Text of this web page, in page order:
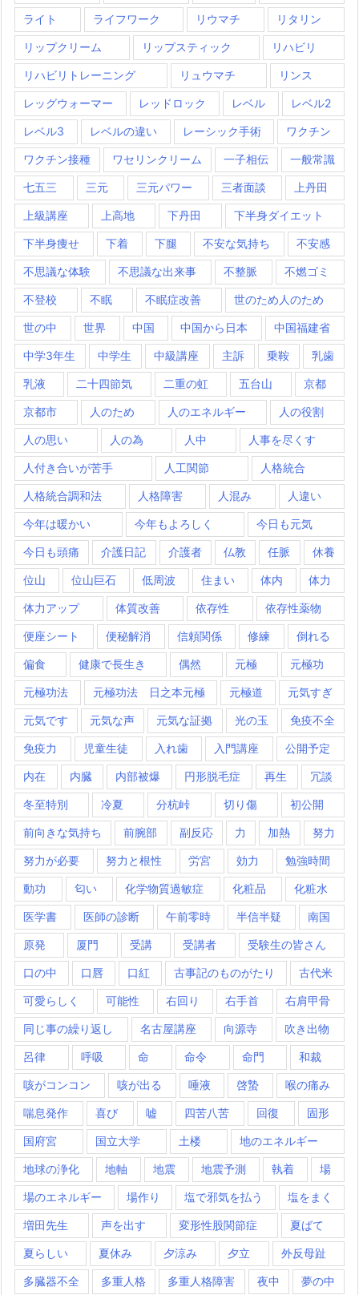
ライト ライフワーク リウマチ リタリン
リップクリーム リップスティック リハビリ
リハビリトレーニング リュウマチ リンス
レッグウォーマー レッドロック レベル レベル2
レベル3 レベルの違い レーシック手術 ワクチン
ワクチン接種 ワセリンクリーム 一子相伝 一般常識
七五三 三元 三元パワー 三者面談 上丹田
上級講座 上高地 下丹田 下半身ダイエット
下半身痩せ 下着 下腿 不安な気持ち 不安感
不思議な体験 不思議な出来事 不整脈 不燃ゴミ
不登校 不眠 不眠症改善 世のため人のため
世の中 世界 中国 中国から日本 中国福建省
中学3年生 中学生 中級講座 主訴 乗鞍 乳歯
乳液 二十四節気 二重の虹 五台山 京都
京都市 人のため 人のエネルギー 人の役割
人の思い 人の為 人中 人事を尽くす
人付き合いが苦手 人工関節 人格統合
人格統合調和法 人格障害 人混み 人違い
今年は暖かい 今年もよろしく 今日も元気
今日も頭痛 介護日記 介護者 仏教 任脈 休養
位山 位山巨石 低周波 住まい 体内 体力
体力アップ 体質改善 依存性 依存性薬物
便座シート 便秘解消 信頼関係 修練 倒れる
偏食 健康で長生き 偶然 元極 元極功
元極功法 元極功法 日之本元極 元極道 元気すぎ
元気です 元気な声 元気な証拠 光の玉 免疫不全
免疫力 児童生徒 入れ歯 入門講座 公開予定
内在 内臓 内部被爆 円形脱毛症 再生 冗談
冬至特別 冷夏 分杭峠 切り傷 初公開
前向きな気持ち 前腕部 副反応 力 加熱 努力
努力が必要 努力と根性 労宮 効力 勉強時間
動功 匂い 化学物質過敏症 化粧品 化粧水
医学書 医師の診断 午前零時 半信半疑 南国
原発 厦門 受講 受講者 受験生の皆さん
口の中 口唇 口紅 古事記のものがたり 古代米
可愛らしく 可能性 右回り 右手首 右肩甲骨
同じ事の繰り返し 名古屋講座 向源寺 吹き出物
呂律 呼吸 命 命令 命門 和裁
咳がコンコン 咳が出る 唾液 啓蟄 喉の痛み
喘息発作 喜び 嘘 四苦八苦 回復 固形
国府宮 国立大学 土楼 地のエネルギー
地球の浄化 地軸 地震 地震予測 執着 場
場のエネルギー 場作り 塩で邪気を払う 塩をまく
増田先生 声を出す 変形性股関節症 夏ばて
夏らしい 夏休み 夕涼み 夕立 外反母趾
多臓器不全 多重人格 多重人格障害 夜中 夢の中